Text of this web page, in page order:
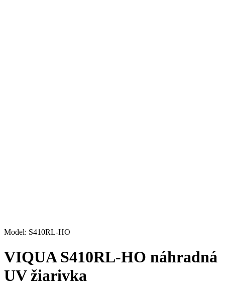
Model: S410RL-HO
VIQUA S410RL-HO náhradná
UV žiarivka